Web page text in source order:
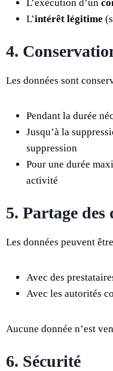
L’exécution d’un
L’intérêt légitime
4.
Les données sont
Pendant la durée
Jusqu’à la
suppression
Pour une durée
activité
5. Partage des
Les données peuvent
Avec des
Avec les autorités
Aucune donnée n’est
6. Sécurité